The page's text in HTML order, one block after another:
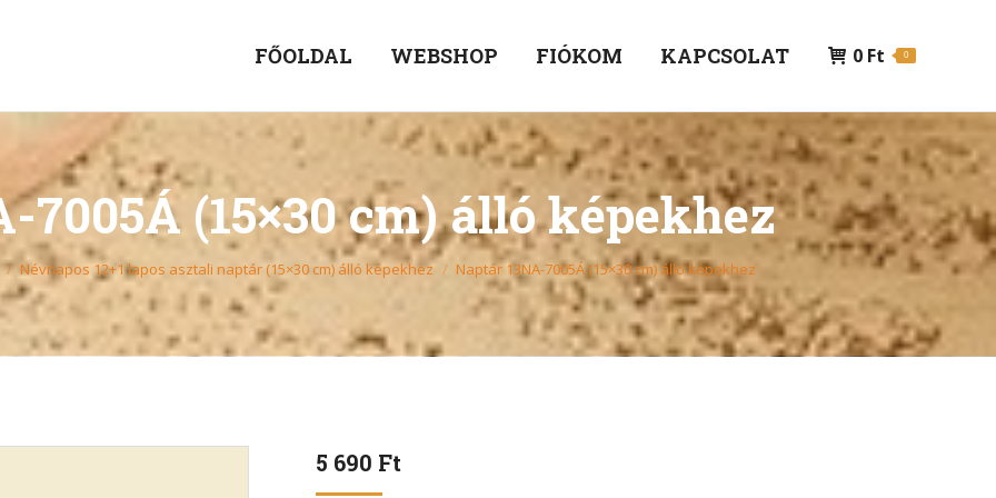
FŐOLDAL WEBSHOP FIÓKOM KAPCSOLAT 0 Ft 0
7005Á (15×30 cm) álló képekhez
Névnapos 12+1 lapos asztali naptár (15×30 cm) álló képekhez Naptár 13NA-7005Á (15×30 cm) álló képekhez
5 690 Ft